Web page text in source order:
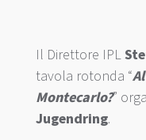
Il Direttore IPL
tavola rotonda “
Montecarlo?”
Jugendring.